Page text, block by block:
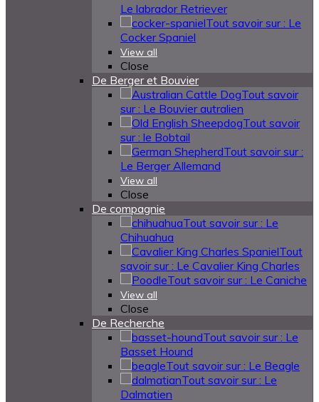
Le labrador Retriever
Tout savoir sur : Le
Cocker Spaniel
View all
Close
De Berger et Bouvier
Tout savoir
sur : Le Bouvier autralien
Tout savoir
sur : le Bobtail
Tout savoir sur :
Le Berger Allemand
View all
Close
De compagnie
Tout savoir sur : Le
Chihuahua
Tout
savoir sur : Le Cavalier King Charles
Tout savoir sur : Le Caniche
View all
Close
De Recherche
Tout savoir sur : Le
Basset Hound
Tout savoir sur : Le Beagle
Tout savoir sur : Le
Dalmatien